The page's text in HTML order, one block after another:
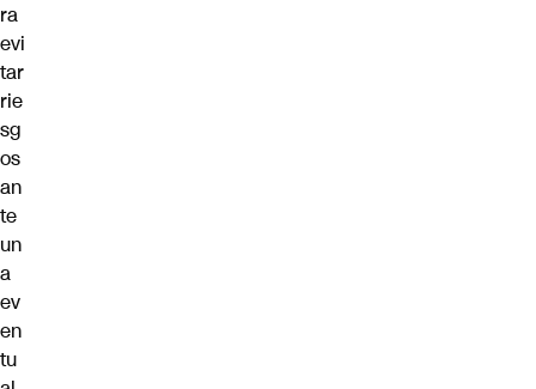
ra
evi
tar
rie
sg
os
an
te
un
a
ev
en
tu